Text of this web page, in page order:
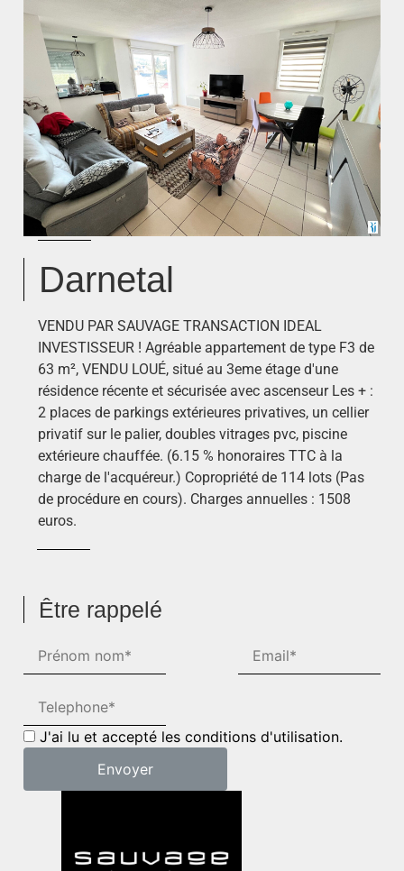
Darnetal
VENDU PAR SAUVAGE TRANSACTION IDEAL
INVESTISSEUR ! Agréable appartement de type F3 de
63 m², VENDU LOUÉ, situé au 3eme étage d'une
résidence récente et sécurisée avec ascenseur Les + :
2 places de parkings extérieures privatives, un cellier
privatif sur le palier, doubles vitrages pvc, piscine
extérieure chauffée. (6.15 % honoraires TTC à la
charge de l'acquéreur.) Copropriété de 114 lots (Pas
de procédure en cours). Charges annuelles : 1508
euros.
Être rappelé
J'ai lu et accepté les conditions d'utilisation.